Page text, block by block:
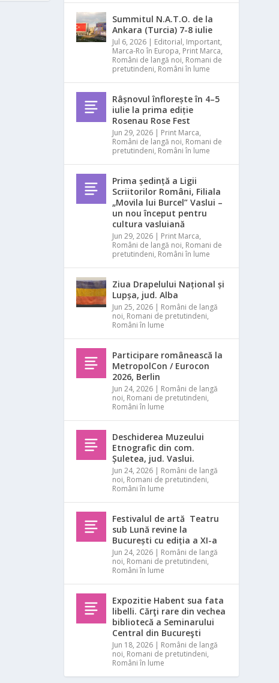
Summitul N.A.T.O. de la
Ankara (Turcia) 7-8 iulie
Jul 6, 2026 | Editorial, Important,
Marca-Ro în Europa, Print Marca,
Români de langă noi, Romani de
pretutindeni, Români în lume
Râșnovul înflorește în 4–5
iulie la prima ediție
Rosenau Rose Fest
Jun 29, 2026 | Print Marca,
Români de langă noi, Romani de
pretutindeni, Români în lume
Prima ședință a Ligii
Scriitorilor Români, Filiala
„Movila lui Burcel” Vaslui –
un nou început pentru
cultura vasluiană
Jun 29, 2026 | Print Marca,
Români de langă noi, Romani de
pretutindeni, Români în lume
Ziua Drapelului Național și
Lupșa, jud. Alba
Jun 25, 2026 | Români de langă
noi, Romani de pretutindeni,
Români în lume
Participare românească la
MetropolCon / Eurocon
2026, Berlin
Jun 24, 2026 | Români de langă
noi, Romani de pretutindeni,
Români în lume
Deschiderea Muzeului
Etnografic din com.
Șuletea, jud. Vaslui.
Jun 24, 2026 | Români de langă
noi, Romani de pretutindeni,
Români în lume
Festivalul de artă Teatru
sub Lună revine la
București cu ediția a XI-a
Jun 24, 2026 | Români de langă
noi, Romani de pretutindeni,
Români în lume
Expozitie Habent sua fata
libelli. Cărţi rare din vechea
bibliotecă a Seminarului
Central din Bucureşti
Jun 18, 2026 | Români de langă
noi, Romani de pretutindeni,
Români în lume